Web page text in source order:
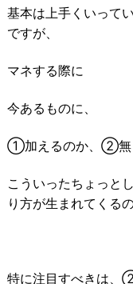
基本は上手くいって
ですが、
マネする際に
今あるものに、
①加えるのか、②無
こういったちょっと
り方が生まれてくる
特に注目すべきは、